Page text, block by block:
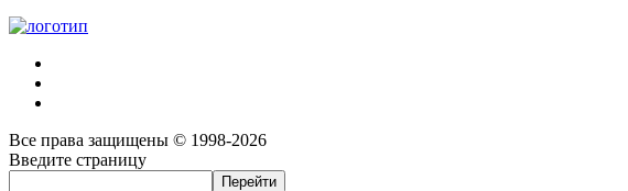
Все права защищены © 1998-2026
Введите страницу